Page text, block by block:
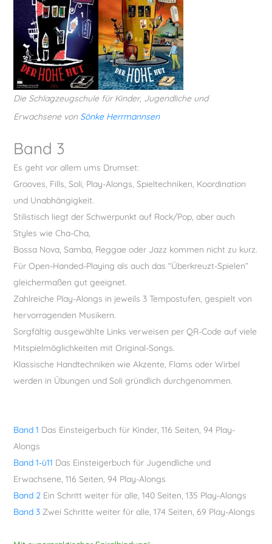
Vokal
Die Schlagzeugschule für Kinder, Jugendliche und
Erwachsene von Sönke Herrmannsen
Band 3
Es geht vor allem ums Drumset:
Grooves, Fills, Soli, Play-Alongs, Spieltechniken, Koordination
und Unabhängigkeit.
Stilistisch liegt der Schwerpunkt auf Rock/Pop, aber auch
Styles wie Cha-Cha,
Bossa Nova, Samba, Reggae oder Jazz kommen nicht zu kurz.
Für Open-Handed-Playing als auch das “Überkreuzt-Spielen”
gleichermaßen gut geeignet.
Zahlreiche Play-Alongs in jeweils 3 Tempostufen, gespielt von
hervorragenden Musikern.
Sorgfältig ausgewählte Links verweisen per QR-Code auf viele
Mitspielmöglichkeiten mit Original-Songs.
Klassische Handtechniken wie Akzente, Flams oder Wirbel
werden in Übungen und Soli gründlich durchgenommen.
Band 1 Das Einsteigerbuch für Kinder, 116 Seiten, 94 Play-
Alongs
Band 1-ü11 Das Einsteigerbuch für Jugendliche und
Erwachsene, 116 Seiten, 94 Play-Alongs
Band 2 Ein Schritt weiter für alle, 140 Seiten, 135 Play-Alongs
Band 3 Zwei Schritte weiter für alle, 174 Seiten, 69 Play-Alongs